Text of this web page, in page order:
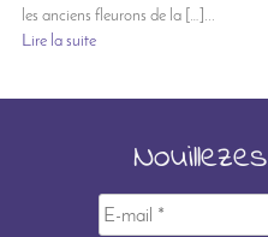
les anciens fleurons de la […]...
Lire la suite
E-
mail